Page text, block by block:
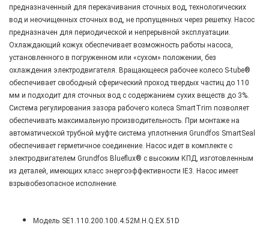
предназначенный для перекачивания сточных вод, технологических
вод и неочищенных сточных вод, не пропущенных через решетку. Насос
предназначен для периодической и непрерывной эксплуатации.
Охлаждающий кожух обеспечивает возможность работы насоса,
установленного в погруженном или «сухом» положении, без
охлаждения электродвигателя. Вращающееся рабочее колесо S-tube®
обеспечивает свободный сферический проход твердых частиц до 110
мм и подходит для сточных вод с содержанием сухих веществ до 3%.
Система регулирования зазора рабочего колеса SmartTrim позволяет
обеспечивать максимальную производительность. При монтаже на
автоматической трубной муфте система уплотнения Grundfos SmartSeal
обеспечивает герметичное соединение. Насос идет в комплекте с
электродвигателем Grundfos Blueflux® с высоким КПД, изготовленным
из деталей, имеющих класс энергоэффективности IE3. Насос имеет
взрывобезопасное исполнение.
Модель SE1.110.200.100.4.52M.H.Q.EX.51D